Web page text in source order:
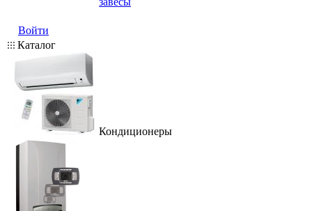
Войти
Каталог
Кондиционеры